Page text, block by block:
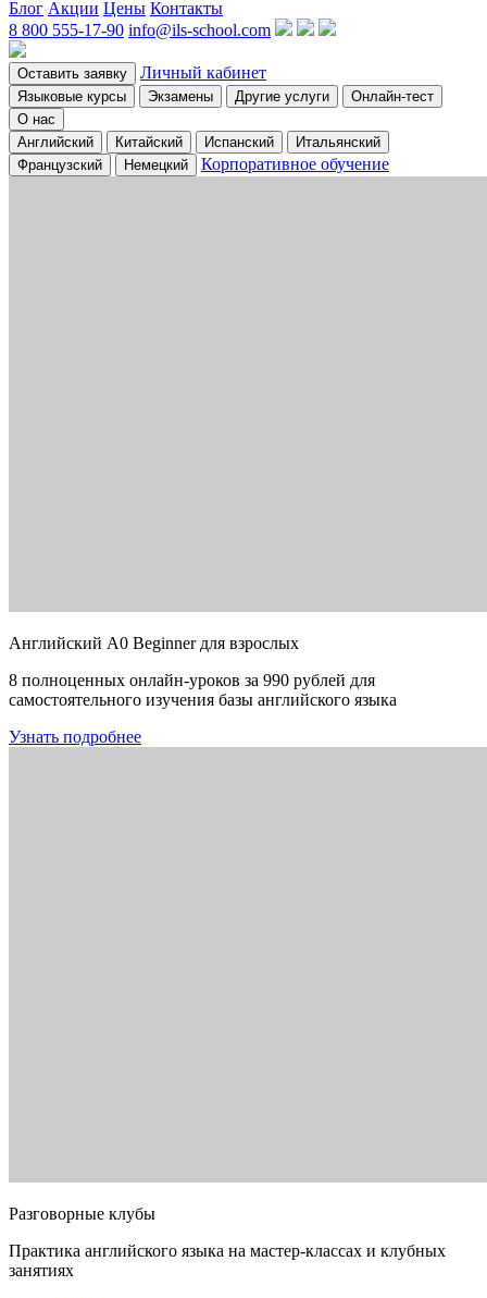
Блог Акции Цены Контакты
8 800 555-17-90 info@ils-school.com
Оставить заявку Личный кабинет
Языковые курсы Экзамены Другие услуги
Онлайн-тест
О нас
Английский
Китайский Испанский
Итальянский
Французский
Немецкий Корпоративное обучение
Английский A0 Beginner для взрослых
8 полноценных онлайн-уроков за 990 рублей для
самостоятельного изучения базы английского языка
Узнать подробнее
Разговорные клубы
Практика английского языка на мастер-классах и клубных
занятиях